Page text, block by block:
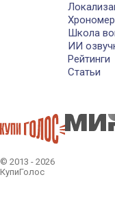
Хрономер
Школа
ИИ
Рейтинги
Статьи
© 2013 - 2026
КупиГолос